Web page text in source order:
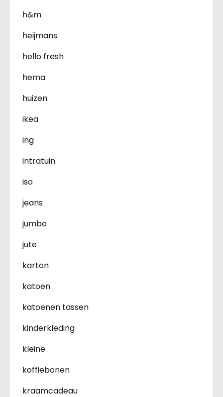
h&m
heijmans
hello fresh
hema
huizen
ikea
ing
intratuin
iso
jeans
jumbo
jute
karton
katoen
katoenen tassen
kinderkleding
kleine
koffiebonen
kraamcadeau